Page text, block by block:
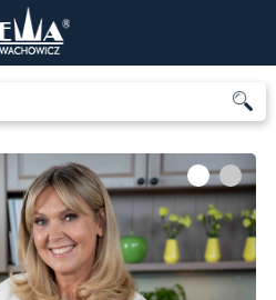
1 2